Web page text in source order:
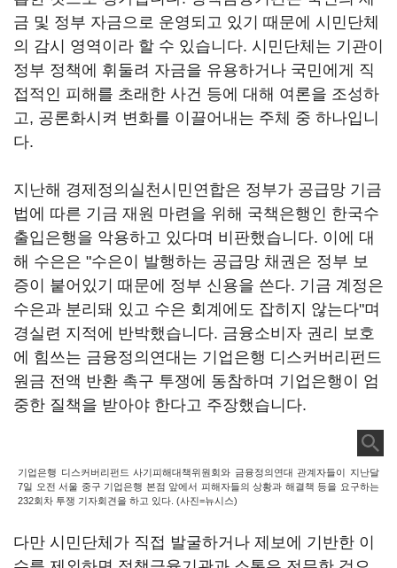
금 및 정부 자금으로 운영되고 있기 때문에 시민단체
의 감시 영역이라 할 수 있습니다. 시민단체는 기관이
정부 정책에 휘둘려 자금을 유용하거나 국민에게 직
접적인 피해를 초래한 사건 등에 대해 여론을 조성하
고, 공론화시켜 변화를 이끌어내는 주체 중 하나입니
다.
지난해 경제정의실천시민연합은 정부가 공급망 기금
법에 따른 기금 재원 마련을 위해 국책은행인 한국수
출입은행을 악용하고 있다며 비판했습니다. 이에 대
해 수은은 "수은이 발행하는 공급망 채권은 정부 보
증이 붙어있기 때문에 정부 신용을 쓴다. 기금 계정은
수은과 분리돼 있고 수은 회계에도 잡히지 않는다"며
경실련 지적에 반박했습니다. 금융소비자 권리 보호
에 힘쓰는 금융정의연대는 기업은행 디스커버리펀드
원금 전액 반환 촉구 투쟁에 동참하며 기업은행이 엄
중한 질책을 받아야 한다고 주장했습니다.
기업은행 디스커버리펀드 사기피해대책위원회와 금융정의연대 관계자들이 지난달
7일 오전 서울 중구 기업은행 본점 앞에서 피해자들의 상황과 해결책 등을 요구하는
232회차 투쟁 기자회견을 하고 있다. (사진=뉴시스)
다만 시민단체가 직접 발굴하거나 제보에 기반한 이